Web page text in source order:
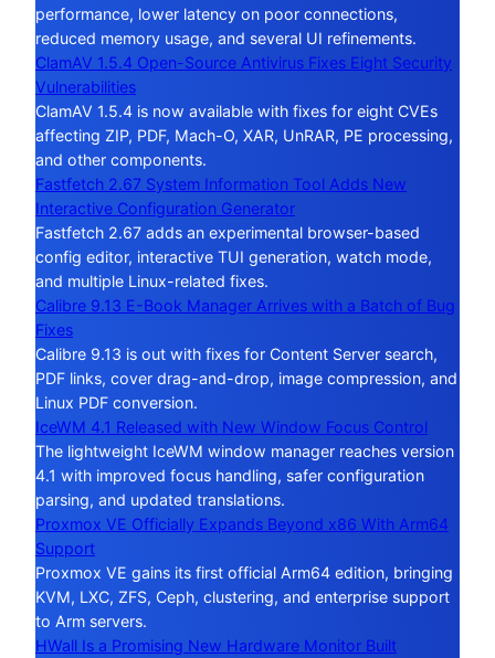
performance, lower latency on poor connections,
reduced memory usage, and several UI refinements.
ClamAV 1.5.4 Open-Source Antivirus Fixes Eight Security
Vulnerabilities
ClamAV 1.5.4 is now available with fixes for eight CVEs
affecting ZIP, PDF, Mach-O, XAR, UnRAR, PE processing,
and other components.
Fastfetch 2.67 System Information Tool Adds New
Interactive Configuration Generator
Fastfetch 2.67 adds an experimental browser-based
config editor, interactive TUI generation, watch mode,
and multiple Linux-related fixes.
Calibre 9.13 E-Book Manager Arrives with a Batch of Bug
Fixes
Calibre 9.13 is out with fixes for Content Server search,
PDF links, cover drag-and-drop, image compression, and
Linux PDF conversion.
IceWM 4.1 Released with New Window Focus Control
The lightweight IceWM window manager reaches version
4.1 with improved focus handling, safer configuration
parsing, and updated translations.
Proxmox VE Officially Expands Beyond x86 With Arm64
Support
Proxmox VE gains its first official Arm64 edition, bringing
KVM, LXC, ZFS, Ceph, clustering, and enterprise support
to Arm servers.
HWall Is a Promising New Hardware Monitor Built